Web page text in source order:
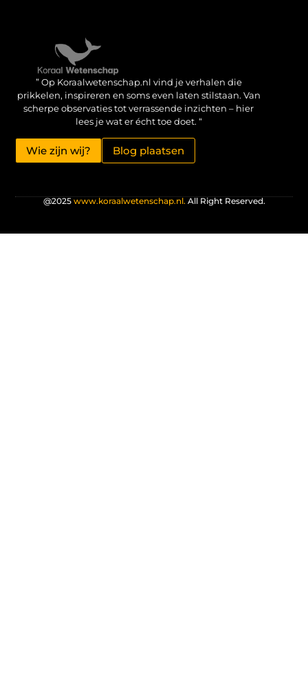
” Op Koraalwetenschap.nl vind je verhalen die
prikkelen, inspireren en soms even laten stilstaan. Van
scherpe observaties tot verrassende inzichten – hier
lees je wat er écht toe doet. “
Wie zijn wij? Blog plaatsen
@2025 www.koraalwetenschap.nl. All Right Reserved.